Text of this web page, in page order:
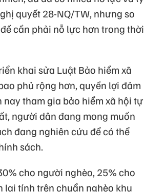
quyết 28-NQ/TW, nhưng so
cần phải nỗ lực hơn trong thời
khai sửa Luật Bảo hiểm xã
phủ rộng hơn, quyền lợi đảm
tham gia bảo hiểm xã hội tự
người dân đang mong muốn
đang nghiên cứu để có thể
sách.
cho người nghèo, 25% cho
lại tính trên chuẩn nghèo khu